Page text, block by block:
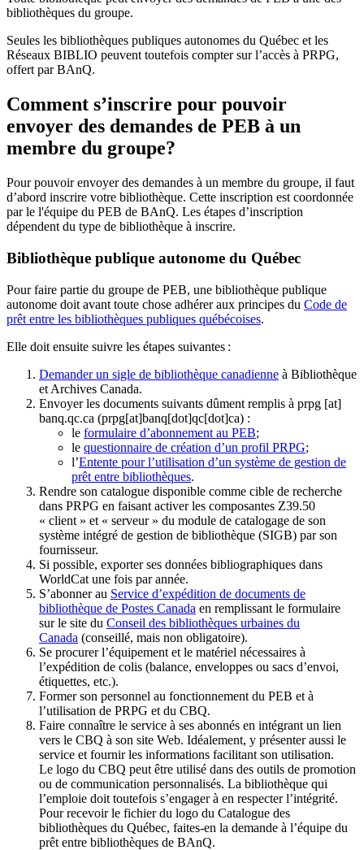
bibliothèques du groupe.
Seules les bibliothèques publiques autonomes du Québec et les
Réseaux BIBLIO peuvent toutefois compter sur l’accès à PRPG,
offert par BAnQ.
Comment s’inscrire pour pouvoir
envoyer des demandes de PEB à un
membre du groupe?
Pour pouvoir envoyer des demandes à un membre du groupe, il faut
d’abord inscrire votre bibliothèque. Cette inscription est coordonnée
par le l'équipe du PEB de BAnQ. Les étapes d’inscription
dépendent du type de bibliothèque à inscrire.
Bibliothèque publique autonome du Québec
Pour faire partie du groupe de PEB, une bibliothèque publique
autonome doit avant toute chose adhérer aux principes du Code de
prêt entre les bibliothèques publiques québécoises.
Elle doit ensuite suivre les étapes suivantes :
Demander un sigle de bibliothèque canadienne à Bibliothèque
et Archives Canada.
Envoyer les documents suivants dûment remplis à prpg [at]
banq.qc.ca (prpg[at]banq[dot]qc[dot]ca) :
le formulaire d’abonnement au PEB;
le questionnaire de création d’un profil PRPG;
l’Entente pour l’utilisation d’un système de gestion de
prêt entre bibliothèques.
Rendre son catalogue disponible comme cible de recherche
dans PRPG en faisant activer les composantes Z39.50
« client » et « serveur » du module de catalogage de son
système intégré de gestion de bibliothèque (SIGB) par son
fournisseur.
Si possible, exporter ses données bibliographiques dans
WorldCat une fois par année.
S’abonner au Service d’expédition de documents de
bibliothèque de Postes Canada en remplissant le formulaire
sur le site du Conseil des bibliothèques urbaines du
Canada (conseillé, mais non obligatoire).
Se procurer l’équipement et le matériel nécessaires à
l’expédition de colis (balance, enveloppes ou sacs d’envoi,
étiquettes, etc.).
Former son personnel au fonctionnement du PEB et à
l’utilisation de PRPG et du CBQ.
Faire connaître le service à ses abonnés en intégrant un lien
vers le CBQ à son site Web. Idéalement, y présenter aussi le
service et fournir les informations facilitant son utilisation.
Le logo du CBQ peut être utilisé dans des outils de promotion
ou de communication personnalisés. La bibliothèque qui
l’emploie doit toutefois s’engager à en respecter l’intégrité.
Pour recevoir le fichier du logo du Catalogue des
bibliothèques du Québec, faites-en la demande à l’équipe du
prêt entre bibliothèques de BAnQ.